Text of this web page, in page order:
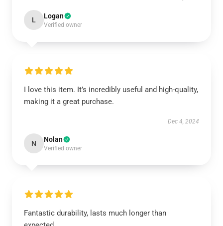
L Logan
Verified owner
I love this item. It’s incredibly useful and high-quality,
making it a great purchase.
Dec 4, 2024
N Nolan
Verified owner
Fantastic durability, lasts much longer than